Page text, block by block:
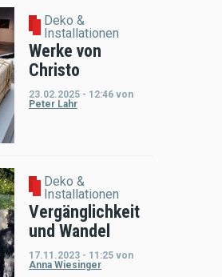
Deko &
Installationen
Werke von
Christo
23.02.2025 - 12:46 von
Peter Lahr
Deko &
Installationen
Vergänglichkeit
und Wandel
17.11.2023 - 11:25 von
Anna Wiesinger